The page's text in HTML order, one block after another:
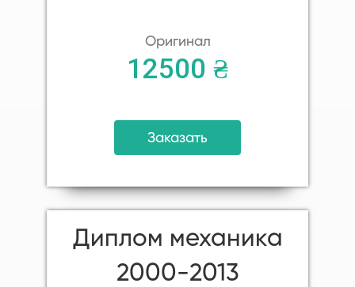
Оригинал
12500 ₴
Заказать
Диплом механика
2000-2013